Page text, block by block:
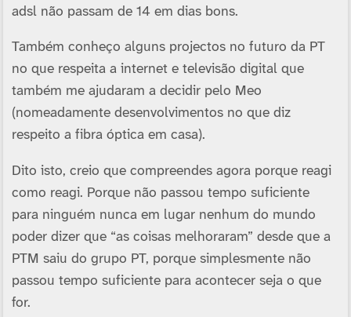
adsl não passam de 14 em dias bons.
Também conheço alguns projectos no futuro da PT
no que respeita a internet e televisão digital que
também me ajudaram a decidir pelo Meo
(nomeadamente desenvolvimentos no que diz
respeito a fibra óptica em casa).
Dito isto, creio que compreendes agora porque reagi
como reagi. Porque não passou tempo suficiente
para ninguém nunca em lugar nenhum do mundo
poder dizer que “as coisas melhoraram” desde que a
PTM saiu do grupo PT, porque simplesmente não
passou tempo suficiente para acontecer seja o que
for.